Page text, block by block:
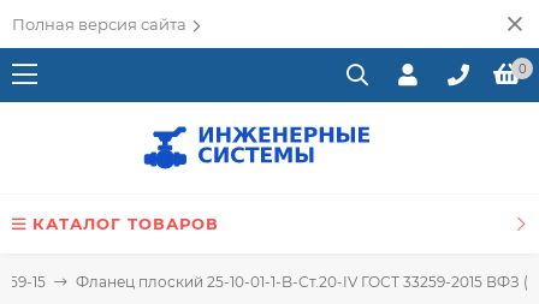
Полная версия сайта
0
КАТАЛОГ ТОВАРОВ
15 Фланец плоский 25-10-01-1-B-Ст.20-IV ГОСТ 33259-2015 ВФЗ